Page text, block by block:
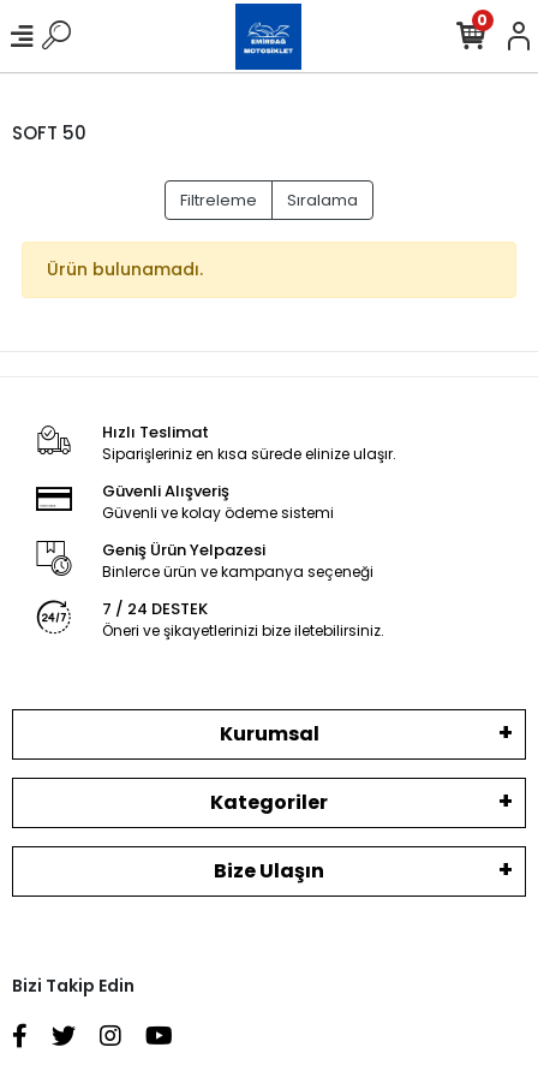
0
SOFT 50
Filtreleme Sıralama
Ürün bulunamadı.
Hızlı Teslimat
Siparişleriniz en kısa sürede elinize ulaşır.
Güvenli Alışveriş
Güvenli ve kolay ödeme sistemi
Geniş Ürün Yelpazesi
Binlerce ürün ve kampanya seçeneği
7 / 24 DESTEK
Öneri ve şikayetlerinizi bize iletebilirsiniz.
Kurumsal
Kategoriler
Bize Ulaşın
Bizi Takip Edin